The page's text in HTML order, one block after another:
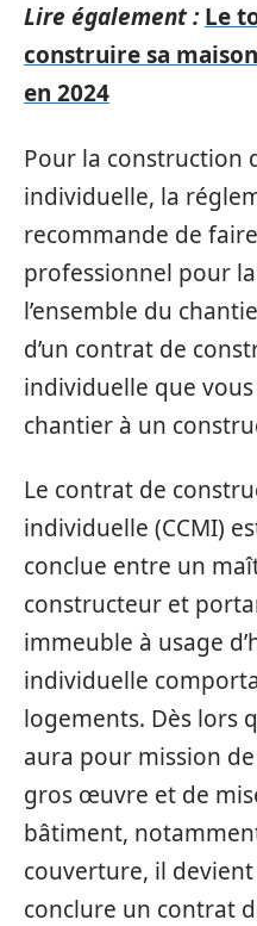
Lire également : Le
construire sa
en 2024
Pour la construction
individuelle, la
recommande de
professionnel pour
l’ensemble du
d’un contrat de
individuelle que
chantier à un
Le contrat de
individuelle (CCMI)
conclue entre un
constructeur et
immeuble à usage
individuelle
logements. Dès lors
aura pour mission
gros œuvre et de
bâtiment,
couverture, il
conclure un contrat